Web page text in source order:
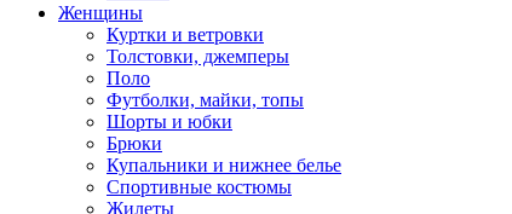
Женщины
Куртки и ветровки
Толстовки, джемперы
Поло
Футболки, майки, топы
Шорты и юбки
Брюки
Купальники и нижнее белье
Спортивные костюмы
Жилеты